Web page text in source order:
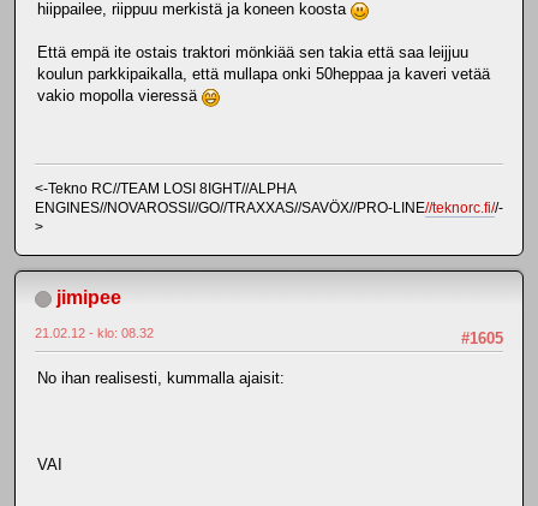
hiippailee, riippuu merkistä ja koneen koosta
Että empä ite ostais traktori mönkiää sen takia että saa leijjuu
koulun parkkipaikalla, että mullapa onki 50heppaa ja kaveri vetää
vakio mopolla vieressä
<-Tekno RC//TEAM LOSI 8IGHT//ALPHA
ENGINES//NOVAROSSI//GO//TRAXXAS//SAVÖX//PRO-LINE//teknorc.fi//-
>
jimipee
#1605
21.02.12 - klo: 08.32
No ihan realisesti, kummalla ajaisit:
VAI